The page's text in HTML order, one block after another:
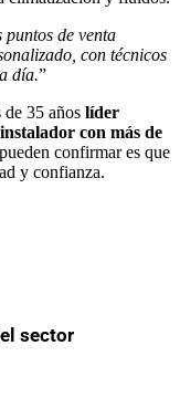
puntos de venta
con técnicos
día.”
35 años líder
con más de
confirmar es que
y confianza.
sector